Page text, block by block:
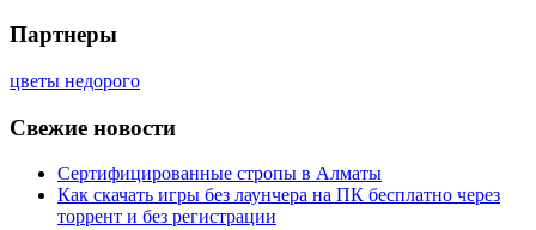
Партнеры
цветы недорого
Свежие новости
Сертифицированные стропы в Алматы
Как скачать игры без лаунчера на ПК бесплатно через
торрент и без регистрации